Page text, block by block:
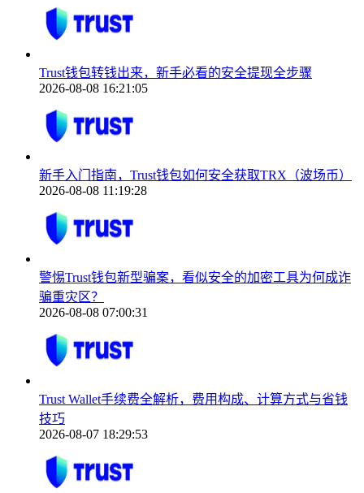
Trust钱包转钱出来，新手必看的安全提现全步骤
2026-08-08 16:21:05
新手入门指南，Trust钱包如何安全获取TRX（波场币）
2026-08-08 11:19:28
警惕Trust钱包新型骗案，看似安全的加密工具为何成诈
骗重灾区？
2026-08-08 07:00:31
Trust Wallet手续费全解析，费用构成、计算方式与省钱
技巧
2026-08-07 18:29:53